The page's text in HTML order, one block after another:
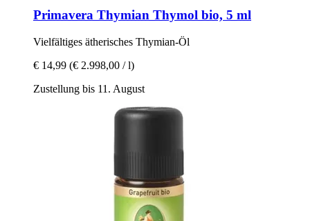
Primavera Thymian Thymol bio, 5 ml
Vielfältiges ätherisches Thymian-​Öl
€ 14,99 (€ 2.998,00 / l)
Zustellung bis 11. August